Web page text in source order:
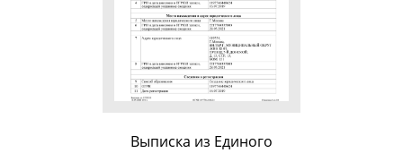
Выписка из Единого